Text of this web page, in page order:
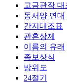
고금관작 대
동서양 연대
간지대조표
관혼상제
이름의 유래
족보상식
방위도
24절기